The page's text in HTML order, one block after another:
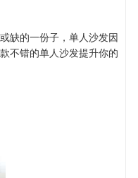
缺的一份子，单人沙发因
不错的单人沙发提升你的